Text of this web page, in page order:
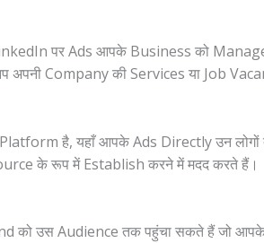
पर Ads आपके Business को
अपनी Company की Services या Job
है, यहाँ आपके Ads Directly उन
के रूप में Establish करने में मदद करते हैं।
को उस Audience तक पहुंचा सकते हैं जो